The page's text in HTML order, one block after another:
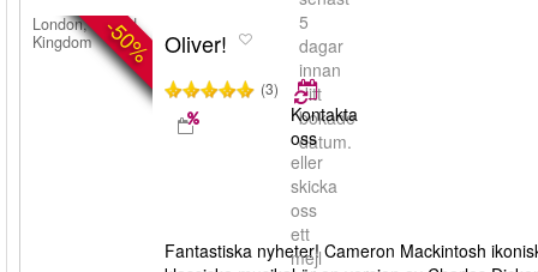
5
dagar
innan
ditt
bokade
datum.
-50%
London, United
Kingdom
Oliver!
(3)
Kontakta
oss
eller
skicka
oss
ett
mejl
Fantastiska nyheter! Cameron Mackintosh